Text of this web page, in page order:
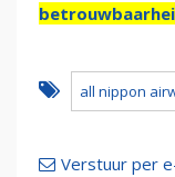
all nippon
Verstuur per